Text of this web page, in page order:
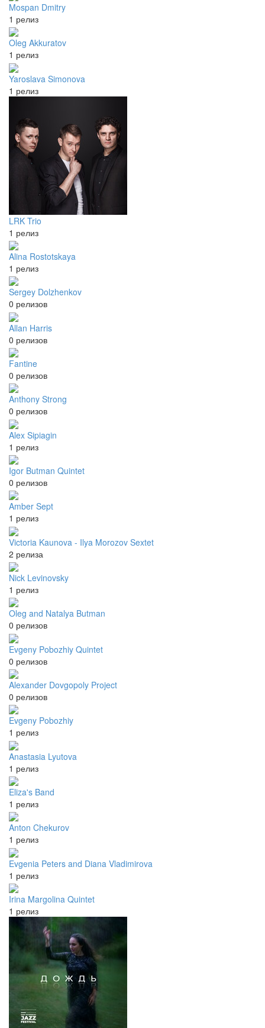
Mospan Dmitry
1 релиз
Oleg Akkuratov
1 релиз
Yaroslava Simonova
1 релиз
LRK Trio
1 релиз
Alina Rostotskaya
1 релиз
Sergey Dolzhenkov
0 релизов
Allan Harris
0 релизов
Fantine
0 релизов
Anthony Strong
0 релизов
Alex Sipiagin
1 релиз
Igor Butman Quintet
0 релизов
Amber Sept
1 релиз
Victoria Kaunova - Ilya Morozov Sextet
2 релиза
Nick Levinovsky
1 релиз
Oleg and Natalya Butman
0 релизов
Evgeny Pobozhiy Quintet
0 релизов
Alexander Dovgopoly Project
0 релизов
Evgeny Pobozhiy
1 релиз
Anastasia Lyutova
1 релиз
Eliza's Band
1 релиз
Anton Chekurov
1 релиз
Evgenia Peters and Diana Vladimirova
1 релиз
Irina Margolina Quintet
1 релиз